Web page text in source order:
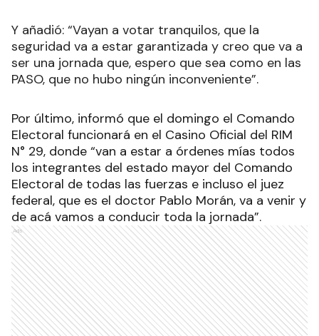
Y añadió: “Vayan a votar tranquilos, que la
seguridad va a estar garantizada y creo que va a
ser una jornada que, espero que sea como en las
PASO, que no hubo ningún inconveniente”.
Por último, informó que el domingo el Comando
Electoral funcionará en el Casino Oficial del RIM
N° 29, donde “van a estar a órdenes mías todos
los integrantes del estado mayor del Comando
Electoral de todas las fuerzas e incluso el juez
federal, que es el doctor Pablo Morán, va a venir y
de acá vamos a conducir toda la jornada”.
Ads